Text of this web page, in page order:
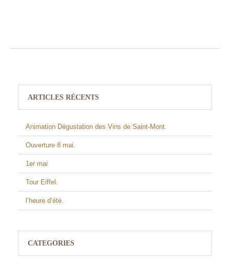
ARTICLES RÉCENTS
Animation Dégustation des Vins de Saint-Mont.
Ouverture 8 mai.
1er mai
Tour Eiffel.
l’heure d’été.
CATEGORIES